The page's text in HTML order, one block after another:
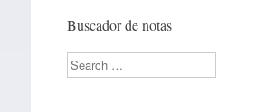
Buscador de notas
Search